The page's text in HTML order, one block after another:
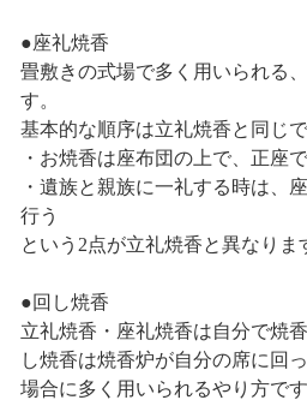
●座礼焼香
畳敷きの式場で多く用いられる
す。
基本的な順序は立礼焼香と同じで
・お焼香は座布団の上で、正座
・遺族と親族に一礼する時は、
行う
という2点が立礼焼香と異なりま
●回し焼香
立礼焼香・座礼焼香は自分で焼
し焼香は焼香炉が自分の席に回
場合に多く用いられるやり方です